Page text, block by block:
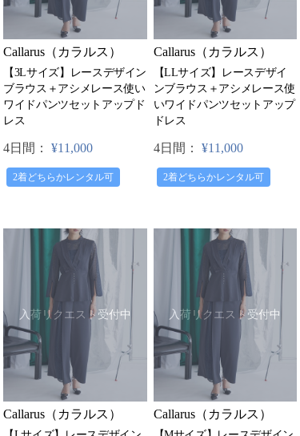
Callarus（カラルス）
【3Lサイズ】レースデザイン
ブラウス＋アシメレース使い
ワイドパンツセットアップド
レス
4日間： ¥11,000
2着どちらかレンタル可
Callarus（カラルス）
【LLサイズ】レースデザイ
ンブラウス＋アシメレース使
いワイドパンツセットアップ
ドレス
4日間： ¥11,000
2着どちらかレンタル可
入荷リクエスト受付中
Callarus（カラルス）
入荷リクエスト受付中
Callarus（カラルス）